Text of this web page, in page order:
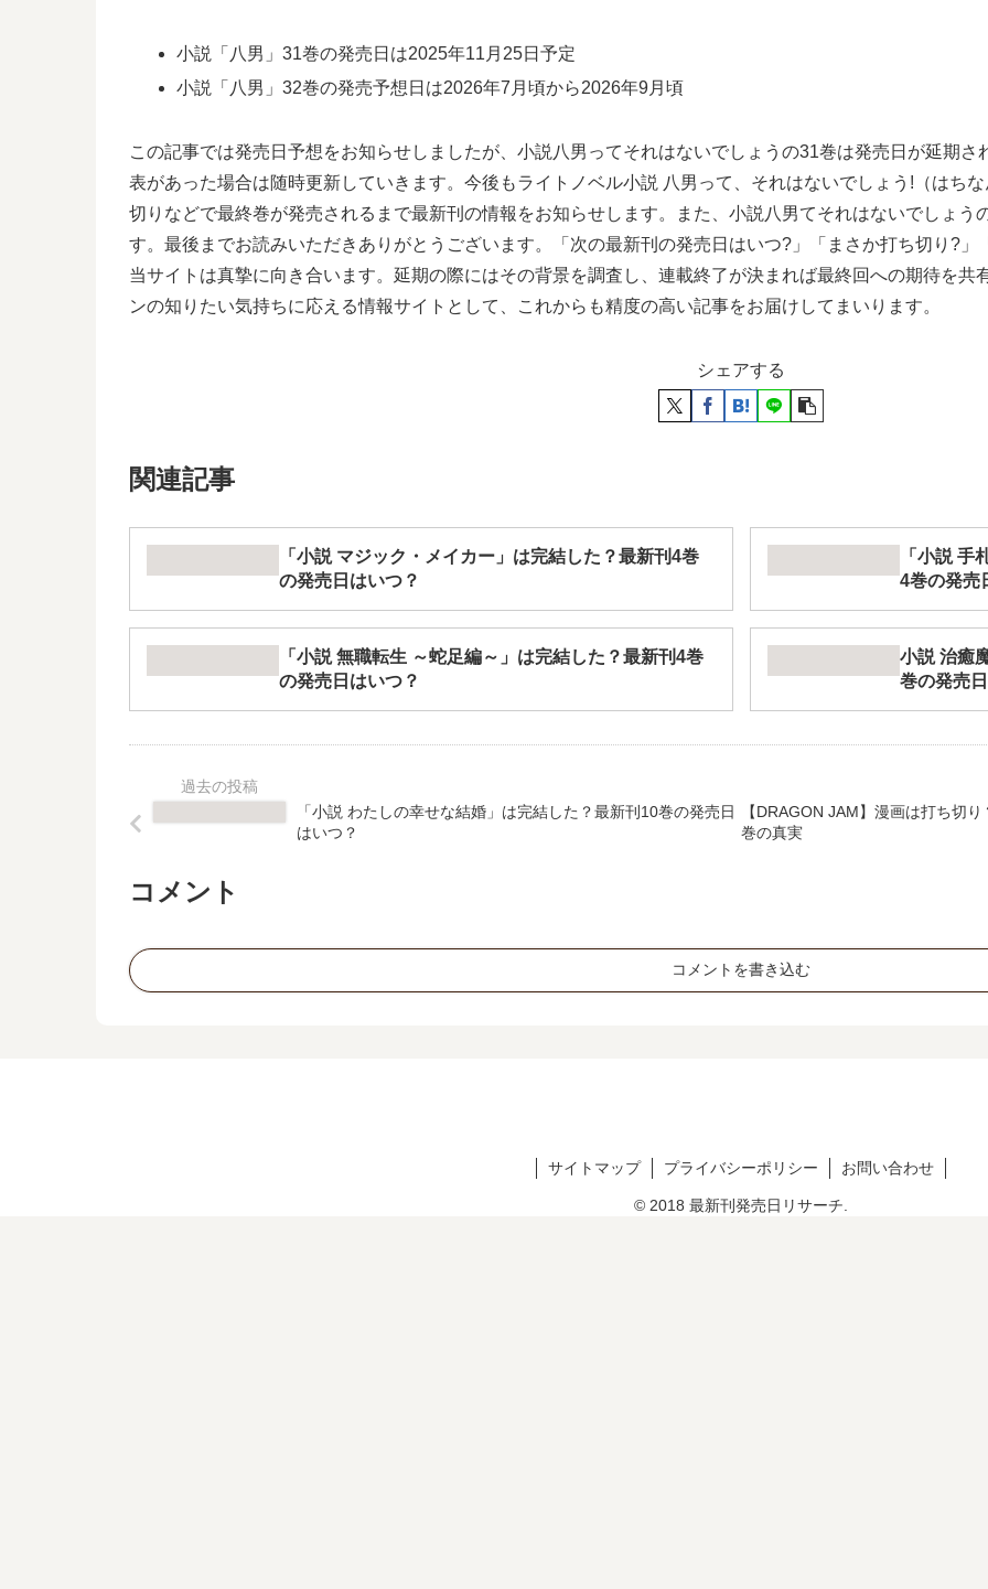
小説「八男」31巻の発売日は2025年11月25日予定
小説「八男」32巻の発売予想日は2026年7月頃から2026年9月頃
この記事では発売日予想をお知らせしましたが、小説八男ってそれはないでしょうの31巻は発売日が延期
表があった場合は随時更新していきます。今後もライトノベル小説 八男って、それはないでしょう!（はち
切りなどで最終巻が発売されるまで最新刊の情報をお知らせします。また、小説八男てそれはないでしょう
す。最後までお読みいただきありがとうございます。「次の最新刊の発売日はいつ?」「まさか打ち切り?
当サイトは真摯に向き合います。延期の際にはその背景を調査し、連載終了が決まれば最終回への期待を共
ンの知りたい気持ちに応える情報サイトとして、これからも精度の高い記事をお届けしてまいります。
シェアする
関連記事
「小説 マジック・メイカー」は完結した？最新刊4巻
の発売日はいつ？
「小説 手
4巻の発売
「小説 無職転生 ～蛇足編～」は完結した？最新刊4巻
の発売日はいつ？
小説 治癒
巻の発売
「小説 わたしの幸せな結婚」は完結した？最新刊10巻の発売日
はいつ？
【DRAGON JAM】漫画は打ち切
巻の真実
コメント
コメントを書き込む
サイトマップ プライバシーポリシー お問い合わせ
© 2018 最新刊発売日リサーチ.